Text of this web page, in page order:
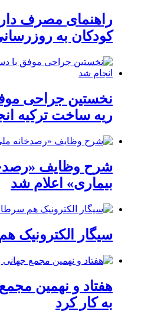
کودکان به
نخستین جراحی
ریه ساخت ترکیه
شرح وظایف
بیماری» اعلام شد
سیگار الکترونیک
هفتاد و نهمین
به کار کرد